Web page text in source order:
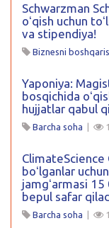
Schwarzman
oʻqish uchun
va stipendiya!
Biznesni
Yaponiya:
bosqichida
hujjatlar qabul
Barcha soha |
boʻlganlar
jamgʻarmasi
bepul safar
Barcha soha |